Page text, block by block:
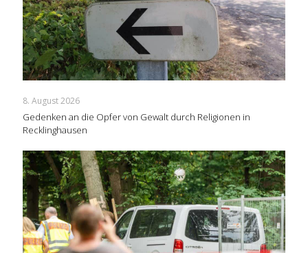
8. August 2026
Gedenken an die Opfer von Gewalt durch Religionen in
Recklinghausen